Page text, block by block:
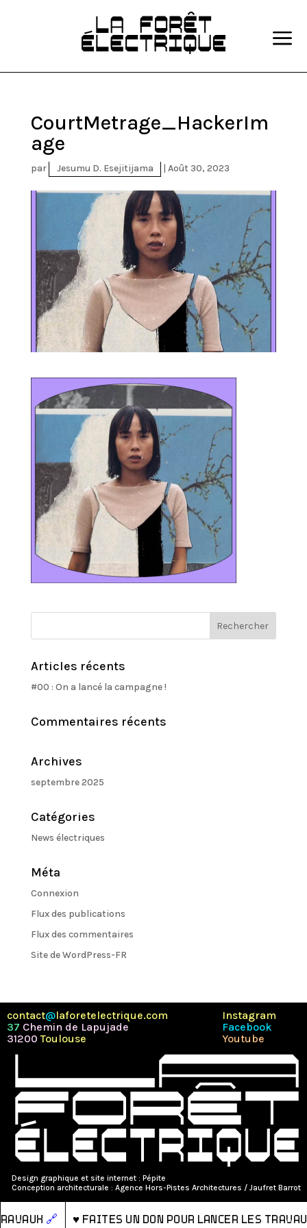
CourtMetrage_HackerIm
age
par Jesumu D. Esejitijama |Août 30, 2023
Articles récents
#00 : On a lancé la campagne !
Commentaires récents
Archives
septembre 2025
Catégories
News électriques
Méta
Connexion
Flux des publications
Flux des commentaires
Site de WordPress-FR
contact@laforetelectrique.com
37 Chemin de Lapujade
31200Toulouse
Instagram
Facebook
Youtube
Design graphique et site internet : Pépite
Conception architecturale : Agence Hors-Pistes Architectures / Jaufret Barrot
♥Faites un don pour lancer les
travaux
a